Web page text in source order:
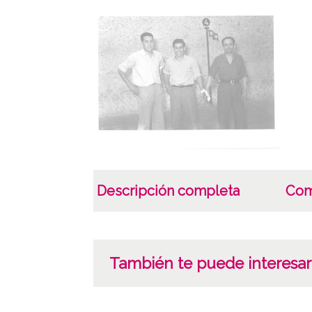
Descripción completa
También te puede interesar